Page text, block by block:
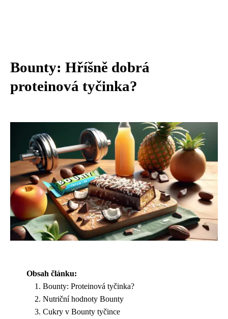
Bounty: Hříšně dobrá
proteinová tyčinka?
Obsah článku:
Bounty: Proteinová tyčinka?
Nutriční hodnoty Bounty
Cukry v Bounty tyčince